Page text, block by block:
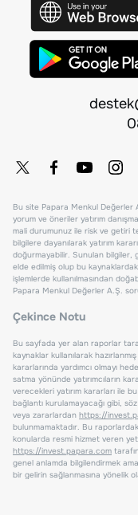
Bu site Papara Menkul Değerler
yorum ve öneriler yatırım
mali durumunuz ile risk ve getiri
bilgilere dayanılarak yatırım
doğurmayabilir. Sunulan bilgiler,
elde edilmiş olup bu
işlemlerde kullanılmasından
Papara Menkul Değerler A.Ş.
Çekince Notu
Bu sayfada yer alan raporlar
kaynaklar kullanılarak
kararlarında yardımcı olmayı
satma yönünde yatırımcıların
verecekleri yatırım kararları ile
bağlantı kurulamayacağı gibi,
veya zararlardan https://
bulunmamaktadır. Bu
konularda resmi hizmet veren
https://invest.papara.com
genel anlamda bilgilendirmek
bir gelirin sağlanmasına yönelik